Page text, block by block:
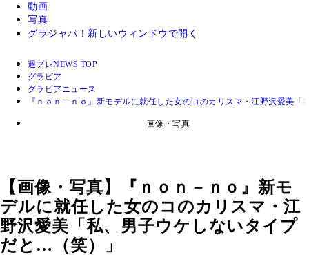
動画
写真
グラジャパ！ 新しいウィンドウで開く
週プレNEWS TOP
グラビア
グラビアニュース
『ｎｏｎ－ｎｏ』新モデルに就任した女のコのカリスマ・江野沢愛美
画像・写真
【画像・写真】『ｎｏｎ－ｎｏ』新モ
デルに就任した女のコのカリスマ・江
野沢愛美「私、男子ウケしないタイプ
だと…（笑）」